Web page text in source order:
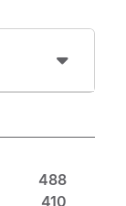
488
410